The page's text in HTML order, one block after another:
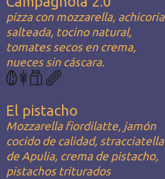
pizza con mozzarella, achicoria
salteada, tocino natural,
tomates secos en crema,
nueces sin cáscara.
El pistacho
Mozzarella fiordilatte, jamón
cocido de calidad, stracciatella
de Apulia, crema de pistacho,
pistachos triturados